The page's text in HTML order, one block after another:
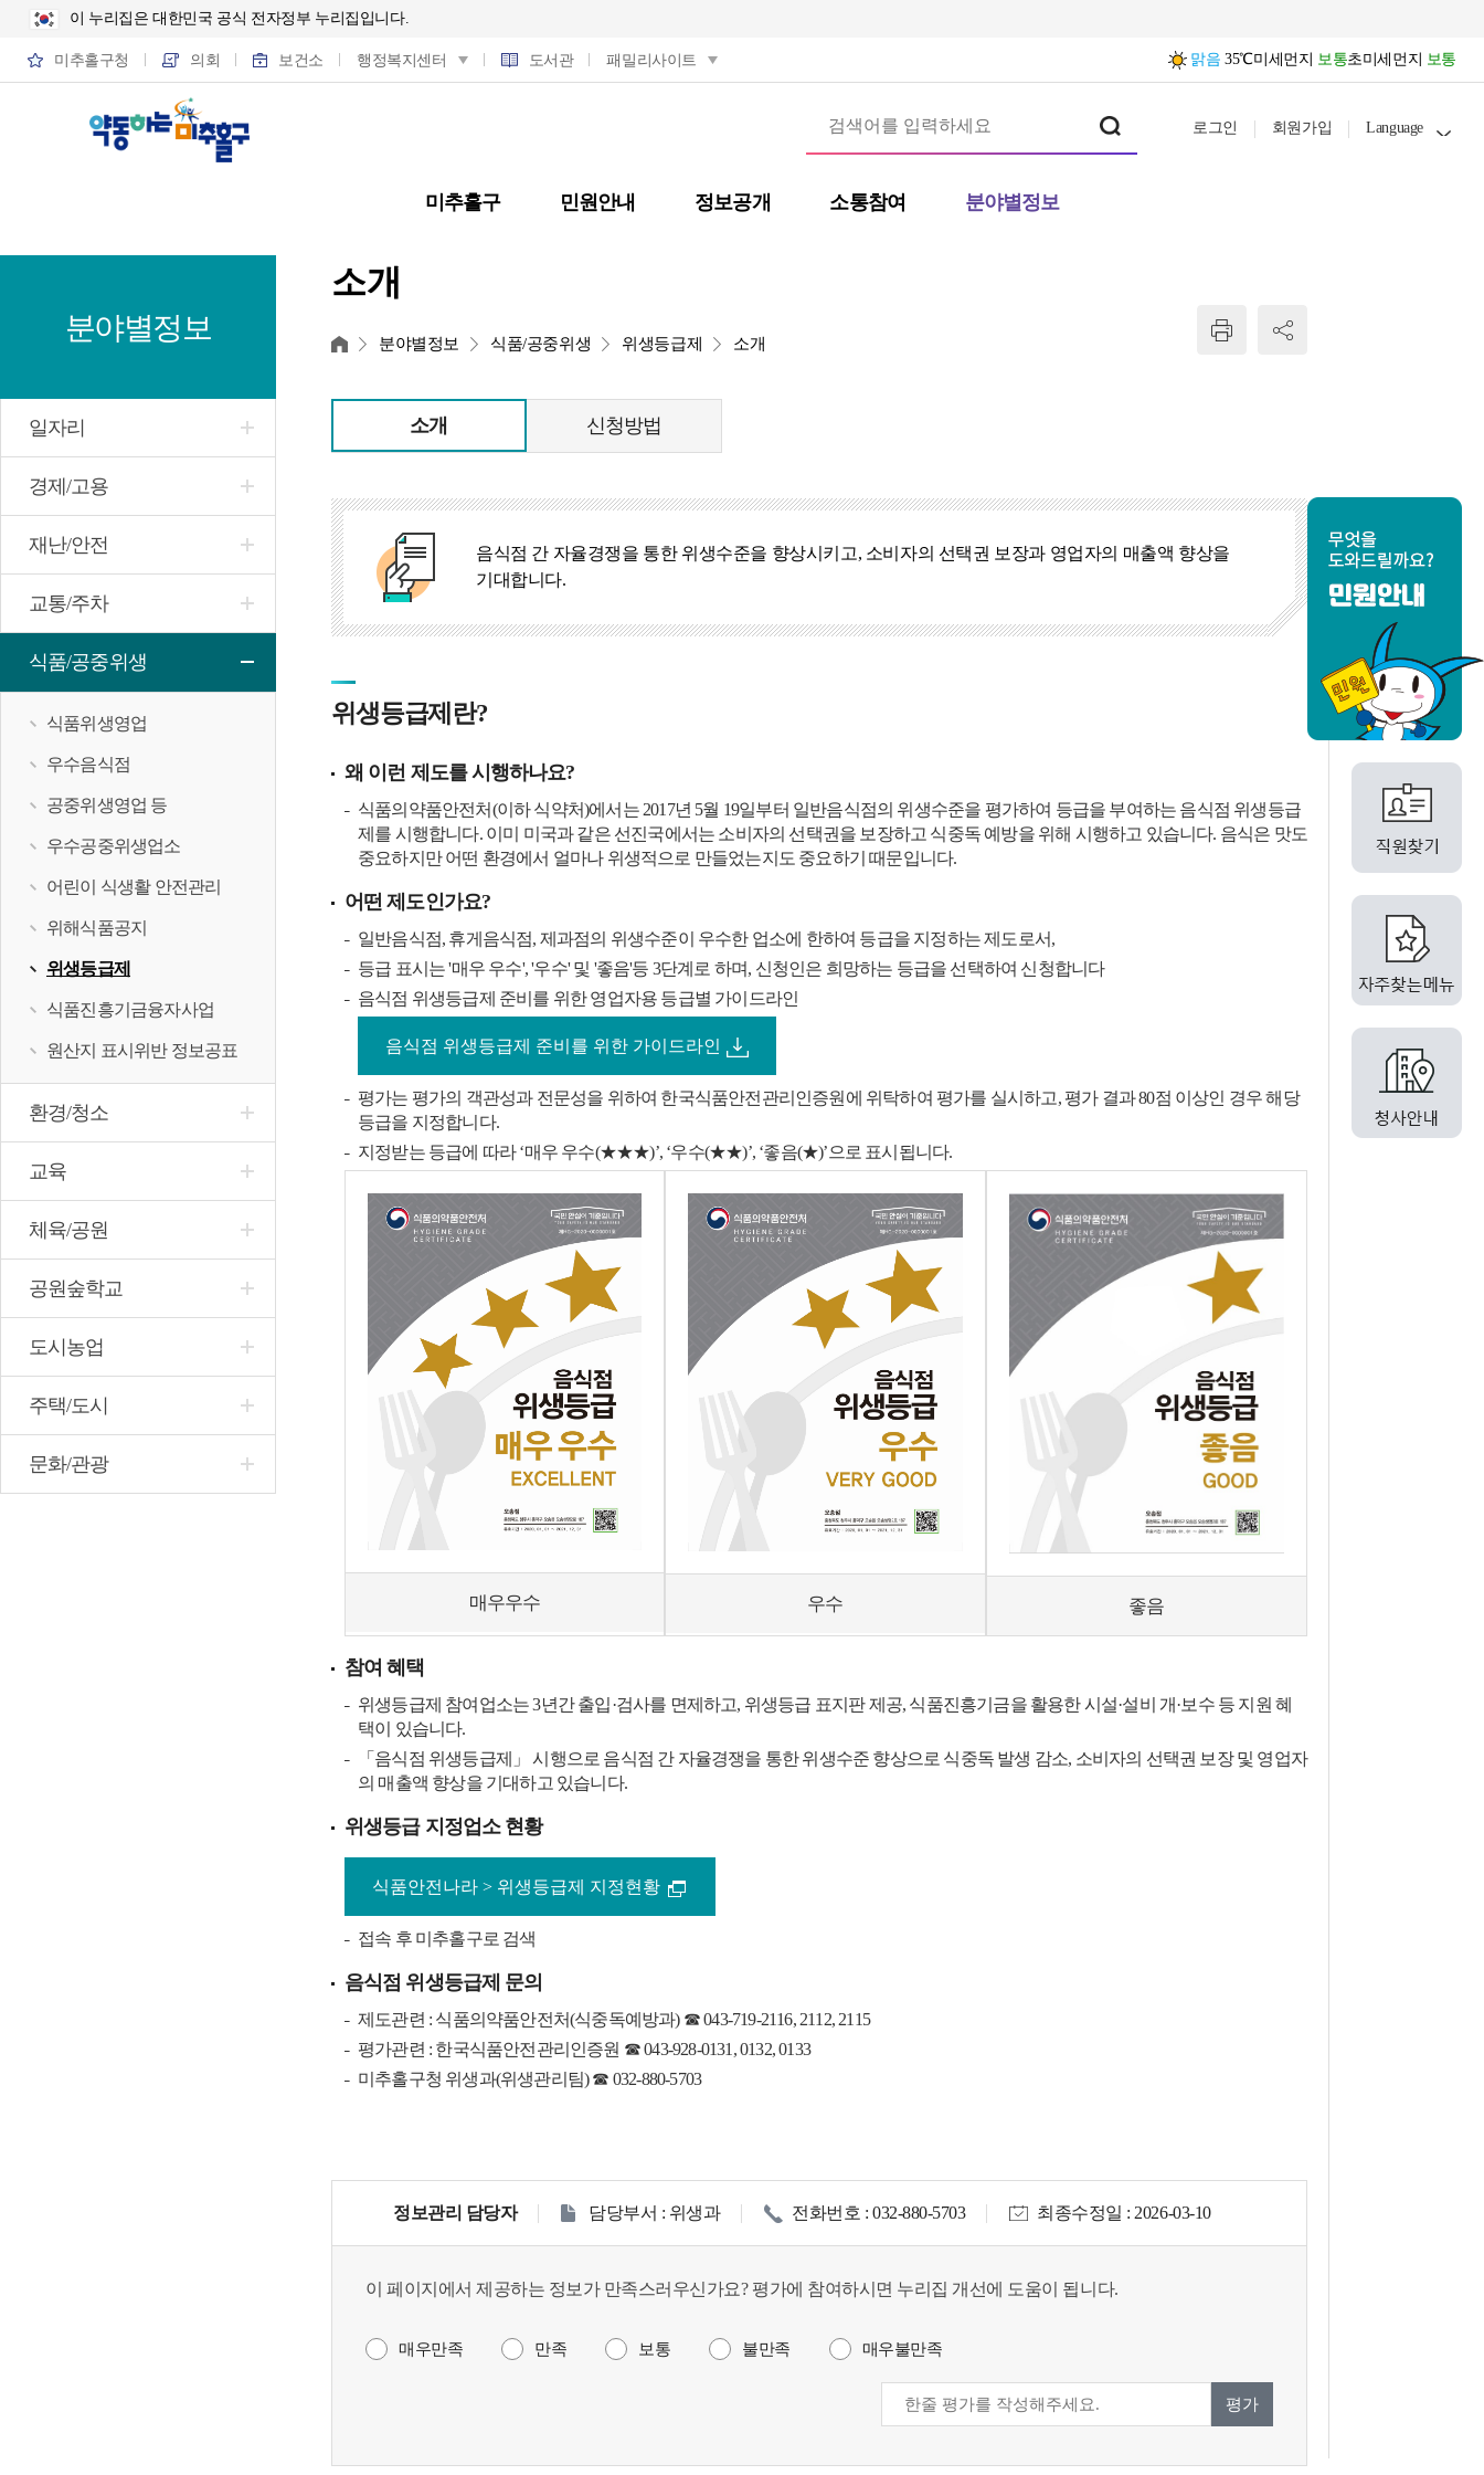
이 누리집은 대한민국 공식 전자정부 누리집입니다.
미추홀구청 의회 보건소 행정복지센터 도서관 패밀리사이트 맑음 35℃미세먼지 보통초미세먼지 보통
미추홀구 민원안내 정보공개 소통참여 분야별정보
로그인 회원가입 Language
분야별정보
일자리
경제/고용
재난/안전
교통/주차
식품/공중위생
식품위생영업
우수음식점
공중위생영업 등
우수공중위생업소
어린이 식생활 안전관리
위해식품공지
위생등급제
식품진흥기금융자사업
원산지 표시위반 정보공표
환경/청소
교육
체육/공원
공원숲학교
도시농업
주택/도시
문화/관광
소개
홈 분야별정보 식품/공중위생 위생등급제 소개
소개 신청방법
음식점 간 자율경쟁을 통한 위생수준을 향상시키고, 소비자의 선택권 보장과 영업자의 매출액 향상을
기대합니다.
위생등급제란?
왜 이런 제도를 시행하나요?
식품의약품안전처(이하 식약처)에서는 2017년 5월 19일부터 일반음식점의 위생수준을 평가하여 등급을 부여하는 음식점 위생등급
제를 시행합니다. 이미 미국과 같은 선진국에서는 소비자의 선택권을 보장하고 식중독 예방을 위해 시행하고 있습니다. 음식은 맛도
중요하지만 어떤 환경에서 얼마나 위생적으로 만들었는지도 중요하기 때문입니다.
어떤 제도인가요?
일반음식점, 휴게음식점, 제과점의 위생수준이 우수한 업소에 한하여 등급을 지정하는 제도로서,
등급 표시는 '매우 우수', '우수' 및 '좋음'등 3단계로 하며, 신청인은 희망하는 등급을 선택하여 신청합니다
음식점 위생등급제 준비를 위한 영업자용 등급별 가이드라인
음식점 위생등급제 준비를 위한 가이드라인
평가는 평가의 객관성과 전문성을 위하여 한국식품안전관리인증원에 위탁하여 평가를 실시하고, 평가 결과 80점 이상인 경우 해당
등급을 지정합니다.
지정받는 등급에 따라 ‘매우 우수(★★★)’, ‘우수(★★)’, ‘좋음(★)’으로 표시됩니다.
매우우수 우수 좋음
참여 혜택
위생등급제 참여업소는 3년간 출입·검사를 면제하고, 위생등급 표지판 제공, 식품진흥기금을 활용한 시설·설비 개·보수 등 지원 혜
택이 있습니다.
「음식점 위생등급제」 시행으로 음식점 간 자율경쟁을 통한 위생수준 향상으로 식중독 발생 감소, 소비자의 선택권 보장 및 영업자
의 매출액 향상을 기대하고 있습니다.
위생등급 지정업소 현황
식품안전나라 > 위생등급제 지정현황
접속 후 미추홀구로 검색
음식점 위생등급제 문의
제도관련 : 식품의약품안전처(식중독예방과) ☎ 043-719-2116, 2112, 2115
평가관련 : 한국식품안전관리인증원 ☎ 043-928-0131, 0132, 0133
미추홀구청 위생과(위생관리팀) ☎ 032-880-5703
정보관리 담당자 담당부서 : 위생과 전화번호 : 032-880-5703 최종수정일 : 2026-03-10
이 페이지에서 제공하는 정보가 만족스러우신가요? 평가에 참여하시면 누리집 개선에 도움이 됩니다.
매우만족 만족 보통 불만족 매우불만족
평가